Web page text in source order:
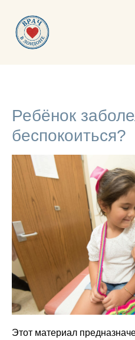
Ребёнок
беспокоиться?
Этот материал